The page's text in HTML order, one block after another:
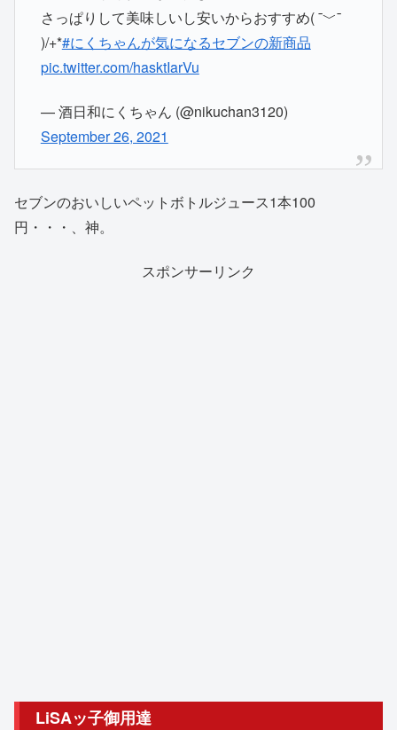
さっぱりして美味しいし安いからおすすめ( ¯﹀¯
)/+*#にくちゃんが気になるセブンの新商品
pic.twitter.com/hasktIarVu
— 酒日和にくちゃん (@nikuchan3120)
September 26, 2021
セブンのおいしいペットボトルジュース1本100
円・・・、神。
スポンサーリンク
LiSAッ子御用達